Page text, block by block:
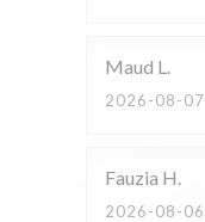
Maud L
2026-08-07
Fauzia H
2026-08-06